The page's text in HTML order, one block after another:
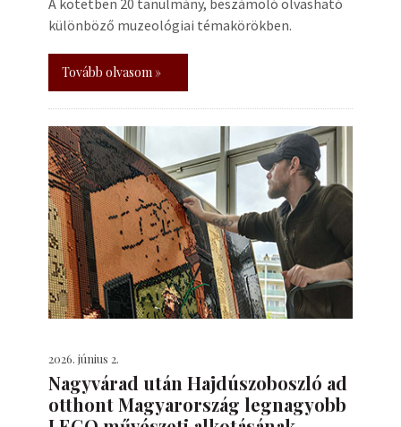
A kötetben 20 tanulmány, beszámoló olvasható
különböző muzeológiai témakörökben.
Tovább olvasom »
2026. június 2.
Nagyvárad után Hajdúszoboszló ad
otthont Magyarország legnagyobb